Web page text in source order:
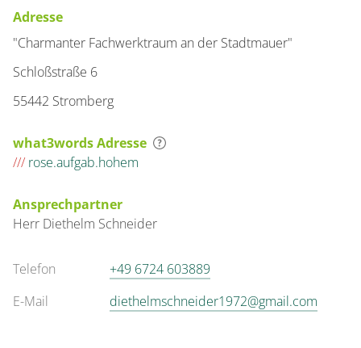
Adresse
"Charmanter Fachwerktraum an der Stadtmauer"
Schloßstraße 6
55442 Stromberg
what3words Adresse
/// rose.aufgab.hohem
Ansprechpartner
Herr Diethelm Schneider
Telefon
+49 6724 603889
E-Mail
diethelmschneider1972@gmail.com